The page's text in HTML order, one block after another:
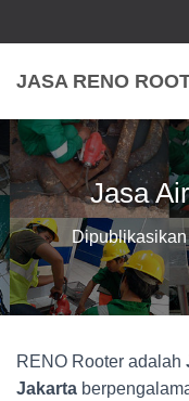
JASA RENO
Jasa
RENO Rooter adalah
Jakarta